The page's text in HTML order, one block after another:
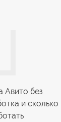
Авито без
и сколько